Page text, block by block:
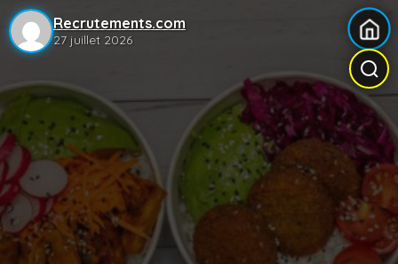
Recrutements.com
27 juillet 2026